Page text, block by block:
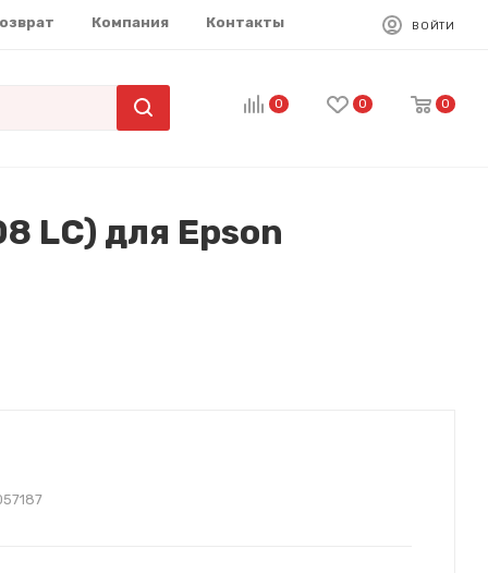
Компания Контакты ВОЙТИ
0 0 0
LC) для Epson